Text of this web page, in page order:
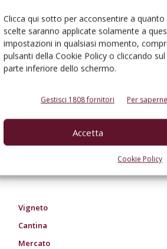
Clicca qui sotto per acconsentire a
scelte saranno applicate solamente a
impostazioni in qualsiasi momento,
pulsanti della Cookie Policy o cliccando
parte inferiore dello schermo.
Gestisci 1808 fornitori Per
Accetta
Cookie Policy
mondo dell’agricoltura
Vigneto
Cantina
Mercato